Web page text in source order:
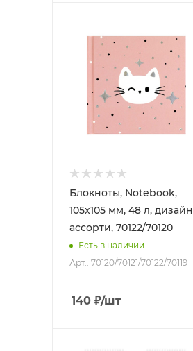
Блокноты, Notebook,
105х105 мм, 48 л, дизайн
ассорти, 70122/70120
Есть в наличии
Арт.: 70120/70121/70122/70119
140 ₽/шт